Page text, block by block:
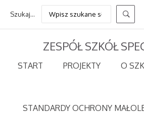
Szukaj...
ZESPÓŁ SZKÓŁ
START PROJEKTY O
STANDARDY OCHRONY